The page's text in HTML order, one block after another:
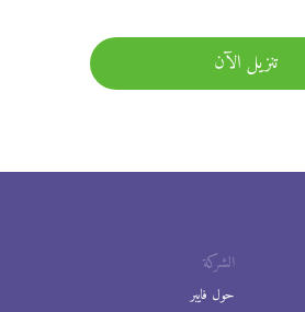
تنزيل الآن
الشركة
حول فايبر